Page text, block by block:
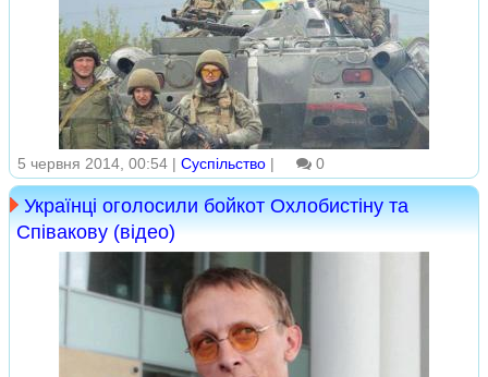
5 червня 2014, 00:54 | Суспільство | 0
Українці оголосили бойкот Охлобистіну та
Співакову (відео)